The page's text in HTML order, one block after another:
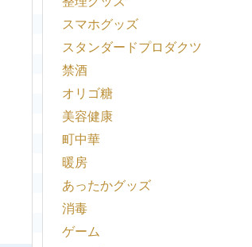
スマホグッズ
スタンダードプロダクツ
禁酒
オリゴ糖
美容健康
町中華
暖房
あったかグッズ
消毒
ゲーム